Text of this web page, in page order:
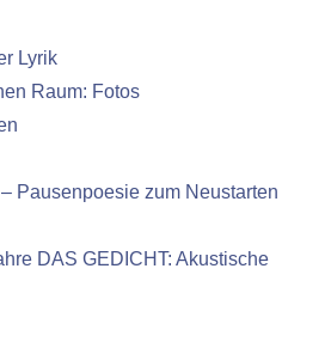
Lyrik
Raum: Fotos
Pausenpoesie zum Neustarten
DAS GEDICHT: Akustische